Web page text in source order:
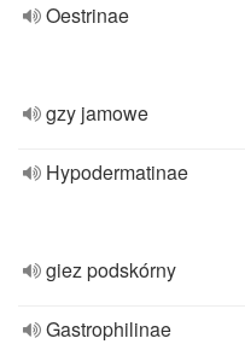
Oestrinae
gzy jamowe
Hypodermatinae
giez podskórny
Gastrophilinae